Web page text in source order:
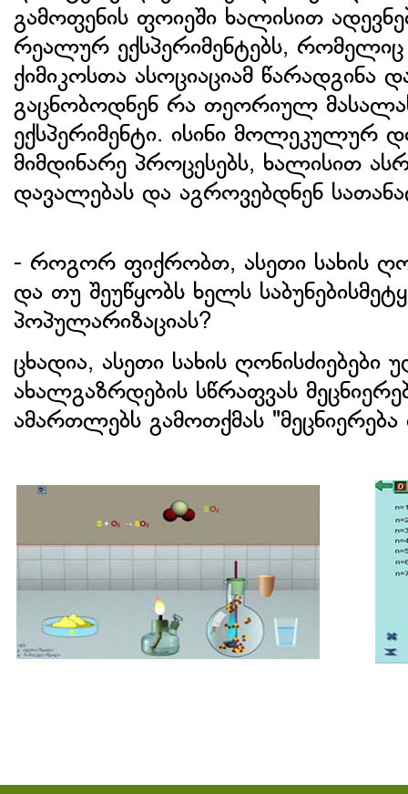
გამოფენის ფოიეში ხალისით
რეალურ ექსპერიმენტებს,
ქიმიკოსთა ასოციაციამ წარადგინა
გაცნობოდნენ რა თეორიულ
ექსპერიმენტი. ისინი მოლეკულურ
მიმდინარე პროცესებს, ხალისით
დავალებას და აგროვებდნენ
- როგორ ფიქრობთ, ასეთი სახის
და თუ შეუწყობს ხელს
პოპულარიზაციას?
ცხადია, ასეთი სახის
ახალგაზრდების სწრაფვას
ამართლებს გამოთქმას